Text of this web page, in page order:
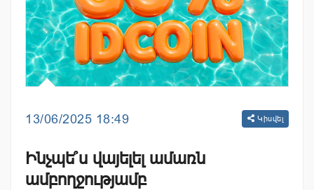
13/06/2025 18:49 Կիսվել
Ինչպե՞ս վայելել ամառն
ամբողջությամբ